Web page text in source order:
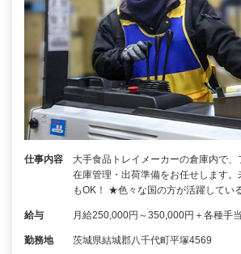
仕事内容
大手食品トレイメーカーの倉庫内で
在庫管理・出荷準備をお任せします
もOK！ ★色々な国の方が活躍してい
給与 月給250,000円～350,000円＋各種手当
勤務地 茨城県結城郡八千代町平塚4569